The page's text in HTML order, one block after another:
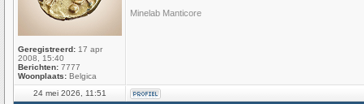
Geregistreerd: 17 apr
2008, 15:40
Berichten: 7777
Woonplaats: Belgica
Minelab Manticore
24 mei 2026, 11:51